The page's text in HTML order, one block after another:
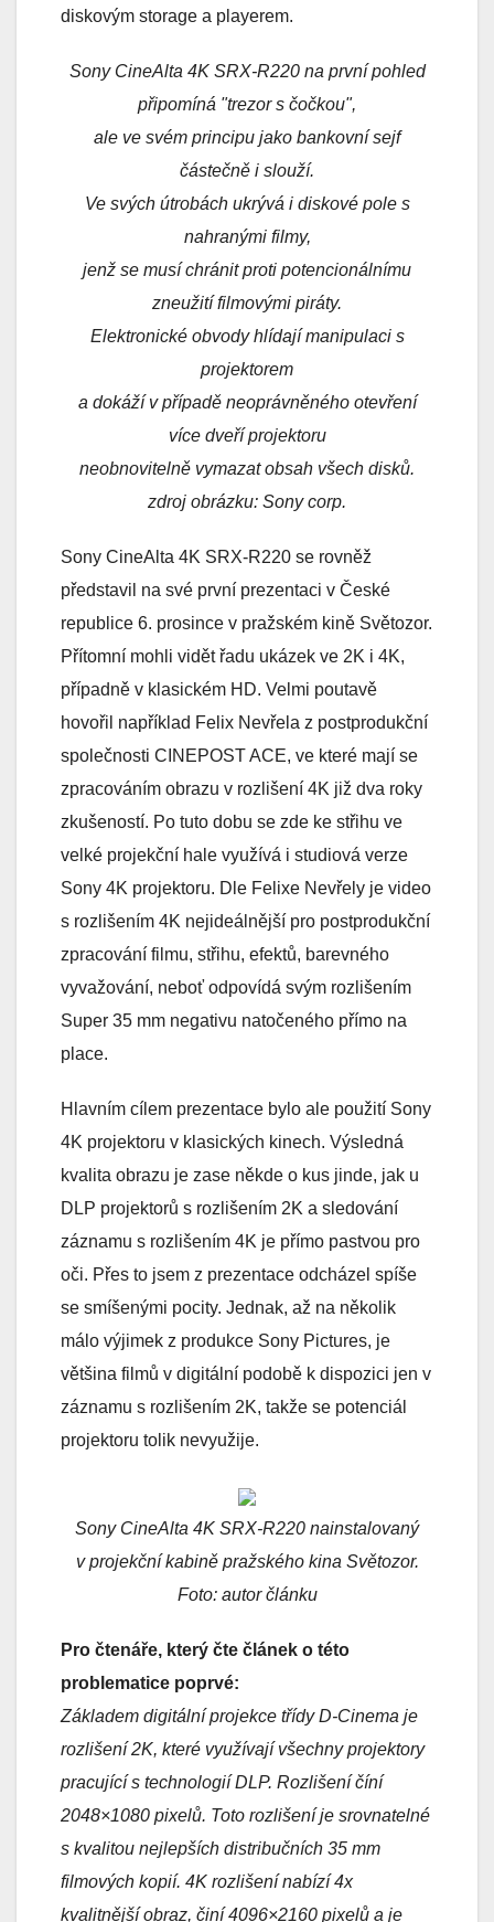
diskovým storage a playerem.
Sony CineAlta 4K SRX-R220 na první pohled
připomíná "trezor s čočkou",
ale ve svém principu jako bankovní sejf
částečně i slouží.
Ve svých útrobách ukrývá i diskové pole s
nahranými filmy,
jenž se musí chránit proti potencionálnímu
zneužití filmovými piráty.
Elektronické obvody hlídají manipulaci s
projektorem
a dokáží v případě neoprávněného otevření
více dveří projektoru
neobnovitelně vymazat obsah všech disků.
zdroj obrázku: Sony corp.
Sony CineAlta 4K SRX-R220 se rovněž
představil na své první prezentaci v České
republice 6. prosince v pražském kině Světozor.
Přítomní mohli vidět řadu ukázek ve 2K i 4K,
případně v klasickém HD. Velmi poutavě
hovořil například Felix Nevřela z postprodukční
společnosti CINEPOST ACE, ve které mají se
zpracováním obrazu v rozlišení 4K již dva roky
zkušeností. Po tuto dobu se zde ke střihu ve
velké projekční hale využívá i studiová verze
Sony 4K projektoru. Dle Felixe Nevřely je video
s rozlišením 4K nejideálnější pro postprodukční
zpracování filmu, střihu, efektů, barevného
vyvažování, neboť odpovídá svým rozlišením
Super 35 mm negativu natočeného přímo na
place.
Hlavním cílem prezentace bylo ale použití Sony
4K projektoru v klasických kinech. Výsledná
kvalita obrazu je zase někde o kus jinde, jak u
DLP projektorů s rozlišením 2K a sledování
záznamu s rozlišením 4K je přímo pastvou pro
oči. Přes to jsem z prezentace odcházel spíše
se smíšenými pocity. Jednak, až na několik
málo výjimek z produkce Sony Pictures, je
většina filmů v digitální podobě k dispozici jen v
záznamu s rozlišením 2K, takže se potenciál
projektoru tolik nevyužije.
Sony CineAlta 4K SRX-R220 nainstalovaný
v projekční kabině pražského kina Světozor.
Foto: autor článku
Pro čtenáře, který čte článek o této
problematice poprvé:
Základem digitální projekce třídy D-Cinema je
rozlišení 2K, které využívají všechny projektory
pracující s technologií DLP. Rozlišení číní
2048×1080 pixelů. Toto rozlišení je srovnatelné
s kvalitou nejlepších distribučních 35 mm
filmových kopií. 4K rozlišení nabízí 4x
kvalitnější obraz, činí 4096×2160 pixelů a je